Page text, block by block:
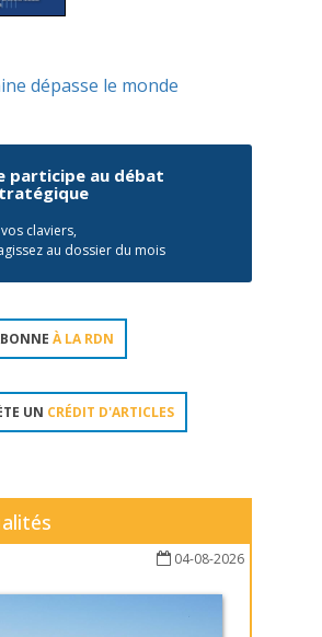
dépasse le monde
participe au débat
claviers,
au dossier du mois
À LA RDN
UN CRÉDIT D'ARTICLES
04-08-2026